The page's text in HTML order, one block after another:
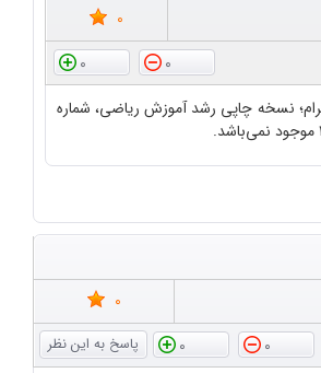
0
0
0
نسخه چاپی رشد آموزش ریاضی، شماره
0
0
0